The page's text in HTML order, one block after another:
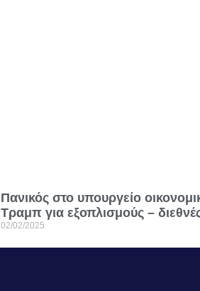
Πανικός στο υπουργείο
Τραμπ για εξοπλισμούς –
02/02/2025